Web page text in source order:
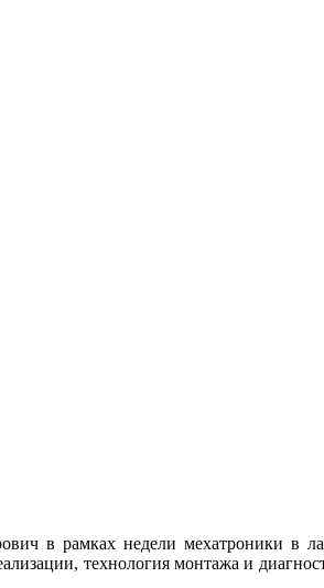
в рамках недели мехатроники в
технология монтажа и